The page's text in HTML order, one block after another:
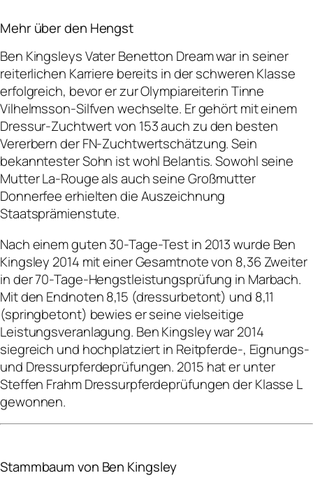
Mehr über den Hengst
Ben Kingsleys Vater Benetton Dream war in seiner
reiterlichen Karriere bereits in der schweren Klasse
erfolgreich, bevor er zur Olympiareiterin Tinne
Vilhelmsson-Silfven wechselte. Er gehört mit einem
Dressur-Zuchtwert von 153 auch zu den besten
Vererbern der FN-Zuchtwertschätzung. Sein
bekanntester Sohn ist wohl Belantis. Sowohl seine
Mutter La-Rouge als auch seine Großmutter
Donnerfee erhielten die Auszeichnung
Staatsprämienstute.
Nach einem guten 30-Tage-Test in 2013 wurde Ben
Kingsley 2014 mit einer Gesamtnote von 8,36 Zweiter
in der 70-Tage-Hengstleistungsprüfung in Marbach.
Mit den Endnoten 8,15 (dressurbetont) und 8,11
(springbetont) bewies er seine vielseitige
Leistungsveranlagung. Ben Kingsley war 2014
siegreich und hochplatziert in Reitpferde-, Eignungs-
und Dressurpferdeprüfungen. 2015 hat er unter
Steffen Frahm Dressurpferdeprüfungen der Klasse L
gewonnen.
Stammbaum von Ben Kingsley